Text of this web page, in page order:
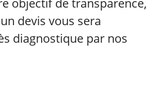
devis vous sera
diagnostique par nos